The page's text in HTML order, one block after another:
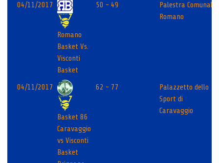
04/11/2017
Romano
Basket Vs.
Visconti
Basket
50 - 49
Palestra Comunale
Romano
04/11/2017
Basket 86
Caravaggio
vs Visconti
Basket
62 - 77
Palazzetto dello
Sport di
Caravaggio